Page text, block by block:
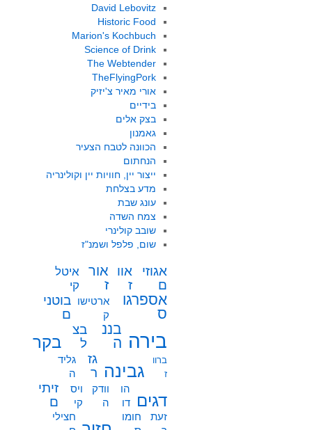
David Lebovitz
Historic Food
Marion's Kochbuch
Science of Drink
The Webtender
TheFlyingPork
אורי מאיר צ'יזיק
בידיים
בצק אלים
גאמנון
הכוונה לטבח הצעיר
הנחתום
ייצור יין, חוויות יין וקולינריה
מדע בצלחת
עונג שבת
צמח השדה
שובב קולינרי
שום, פלפל ושמנ"ז
אגוזי
ם
אוו
ז
אור
ז
איטל
קי
אספרגו
ס
ארטישו
ק
בוטני
ם
בירה
בננ
ה
בצ
ל
בקר
ברוו
ז
גבינה
גז
ר
גליד
ה
דגים
הו
דו
וודק
ה
ויס
קי
זיתי
ם
זעת
חומו
חצילי